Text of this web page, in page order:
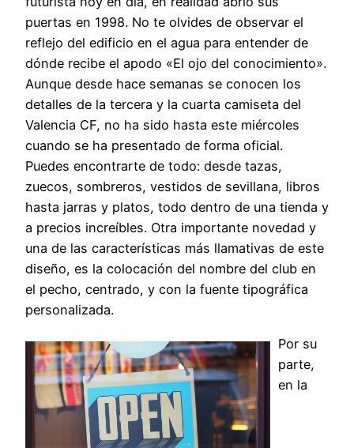
puertas en 1998. No te olvides de observar el
reflejo del edificio en el agua para entender de
dónde recibe el apodo «El ojo del conocimiento».
Aunque desde hace semanas se conocen los
detalles de la tercera y la cuarta camiseta del
Valencia CF, no ha sido hasta este miércoles
cuando se ha presentado de forma oficial.
Puedes encontrarte de todo: desde tazas,
zuecos, sombreros, vestidos de sevillana, libros
hasta jarras y platos, todo dentro de una tienda y
a precios increíbles. Otra importante novedad y
una de las características más llamativas de este
diseño, es la colocación del nombre del club en
el pecho, centrado, y con la fuente tipográfica
personalizada.
Por su
parte,
en la